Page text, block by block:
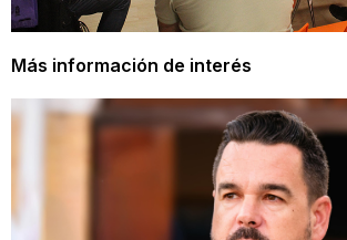
Más información de interés